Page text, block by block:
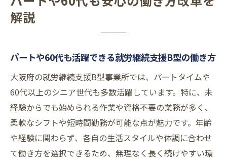
解説
パートや60代も活躍できる就労継続支援B型の働き方
大阪府の就労継続支援B型事業所では、パートタイムや
60代以上のシニア世代も多数活躍しています。特に、未
経験からでも始められる作業や資格不要の業務が多く、
柔軟なシフトや短時間勤務が可能な点が魅力です。年齢
や経験に関わらず、各自の生活スタイルや体調に合わせ
て働き方を選択できるため、無理なく長く続けやすい環